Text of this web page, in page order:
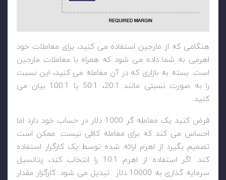
هنگامی که از مارجین استفاده می کنید، برای معاملات خود
اهرمی به شما داده می شود که همراه با معاملات مارجین
است. بسته به بازاری که در آن معامله می کنید، این نسبت
را به صورت نسبتی مانند 20:1، 50:1 یا 100:1 بیان می
کنید.
فرض کنید یک معامله گر 1000 دلار در حساب خود دارد اما
احساس می کند که برای معامله کافی نیست. ممکن است
تصمیم بگیرد از اهرم ارائه شده توسط یک کارگزار استفاده
کند. اگر استفاده از اهرم 10:1 را انتخاب کند، پتانسیل
سرمایه گذاری به 10000 دلار تبدیل می شود. کارگزار مقدار